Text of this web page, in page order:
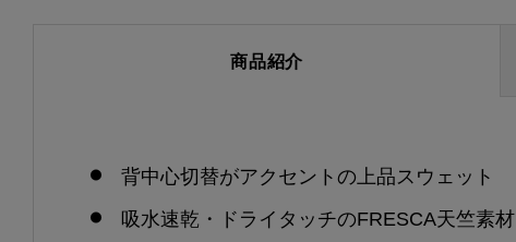
商品紹介
背中心切替がアクセントの上品スウェット
吸水速乾・ドライタッチのFRESCA天竺素材